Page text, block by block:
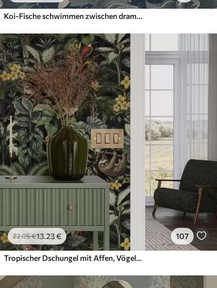
Koi-Fische schwimmen zwischen dramatischen Meereswellen
22.05€13.23€ 107
Tropischer Dschungel mit Affen, Vögeln und dichtem Blattwerk